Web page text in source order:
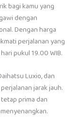
bagi kamu yang
dengan
Dengan harga
perjalanan yang
pukul 19.00 WIB.
Luxio, dan
jarak jauh.
prima dan